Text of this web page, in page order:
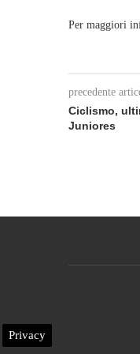
Per maggiori
precedente
Ciclismo,
Juniores
Privacy